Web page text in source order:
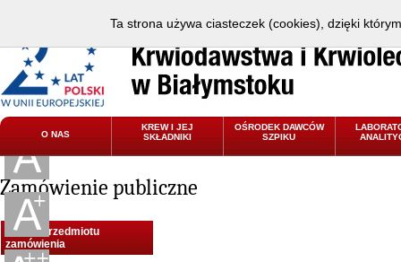
O NAS
KREW I JEJ
SKŁADNIKI
OŚRODEK DAWCÓW
SZPIKU
Zamówienie publiczne
Nazwa przedmiotu
zamówienia
Ta strona używa ciasteczek (cookies), dzięki